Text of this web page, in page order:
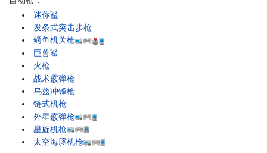
迷你鲨
发条式突击步枪
鳄鱼机关枪
巨兽鲨
火枪
战术霰弹枪
乌兹冲锋枪
链式机枪
外星霰弹枪
星旋机枪
太空海豚机枪